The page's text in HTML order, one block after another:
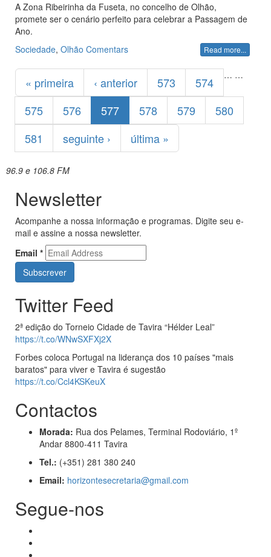
A Zona Ribeirinha da Fuseta, no concelho de Olhão,
promete ser o cenário perfeito para celebrar a Passagem de
Ano.
Sociedade, Olhão Comentars Read more...
Páginas
« primeira ‹ anterior …
573
574
575
576 577 578 579
580
581
…
seguinte › última »
96.9 e 106.8 FM
Newsletter
Acompanhe a nossa informação e programas. Digite seu e-
mail e assine a nossa newsletter.
Email *
Twitter Feed
2ª edição do Torneio Cidade de Tavira “Hélder Leal”
https://t.co/WNwSXFXj2X
Forbes coloca Portugal na liderança dos 10 países "mais
baratos" para viver e Tavira é sugestão
https://t.co/Ccl4KSKeuX
Contactos
Morada: Rua dos Pelames, Terminal Rodoviário, 1º
Andar 8800-411 Tavira
Tel.: (+351) 281 380 240
Email: horizontesecretaria@gmail.com
Segue-nos